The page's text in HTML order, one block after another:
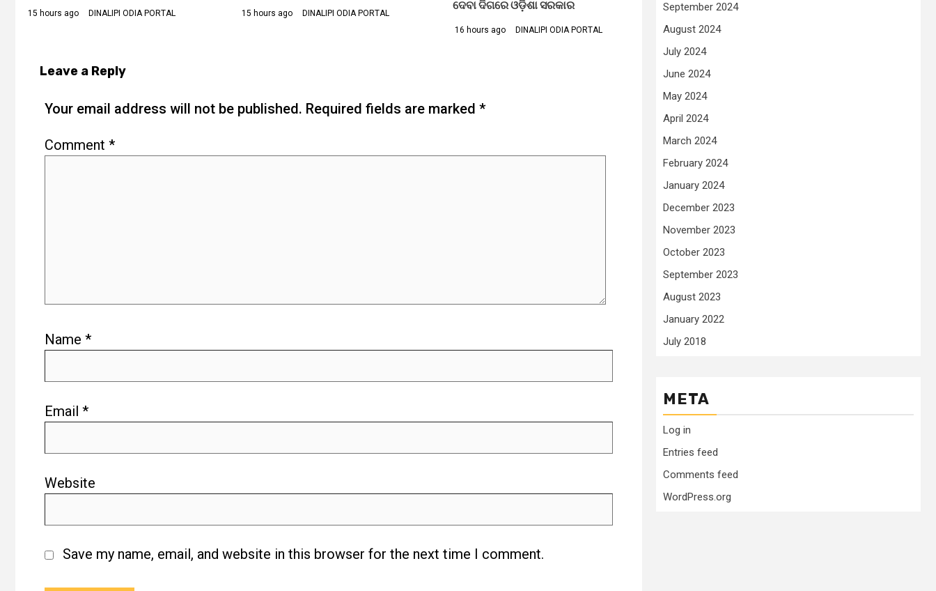
15 hours ago DINALIPI ODIA PORTAL 15 hours ago DINALIPI ODIA PORTAL
ଦେବା ଦିଗରେ ଓଡ଼ିଶା ସରକାର
16 hours ago DINALIPI ODIA PORTAL
Leave a Reply
Your email address will not be published. Required fields are marked *
Comment *
Name *
Email *
Website
Save my name, email, and website in this browser for the next time I comment.
September 2024
August 2024
July 2024
June 2024
May 2024
April 2024
March 2024
February 2024
January 2024
December 2023
November 2023
October 2023
September 2023
August 2023
January 2022
July 2018
META
Log in
Entries feed
Comments feed
WordPress.org